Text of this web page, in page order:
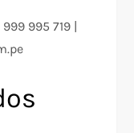
995 719 |